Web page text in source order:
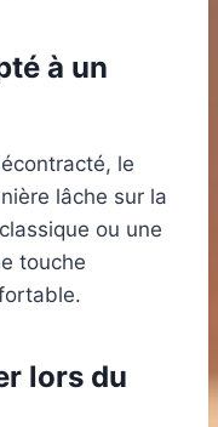
à un
le
lâche sur la
ou une
touche
lors du